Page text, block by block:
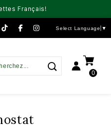
Français!
Select Language ▼
0